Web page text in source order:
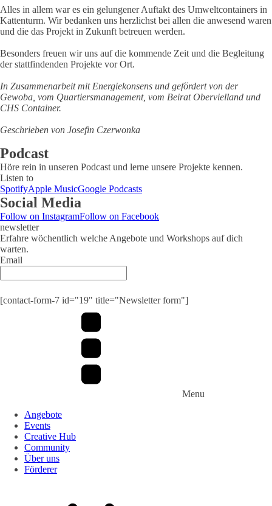
Alles in allem war es ein gelungener Auftakt des Umweltcontainers in
Kattenturm. Wir bedanken uns herzlichst bei allen die anwesend waren
und die das Projekt in Zukunft betreuen werden.
Besonders freuen wir uns auf die kommende Zeit und die Begleitung
der stattfindenden Projekte vor Ort.
In Zusammenarbeit mit Energiekonsens und gefördert von der
Gewoba, vom Quartiersmanagement, vom Beirat Obervielland und
CHS Container.
Geschrieben von Josefin Czerwonka
Podcast
Höre rein in unseren Podcast und lerne unsere Projekte kennen.
Listen to
SpotifyApple MusicGoogle Podcasts
Social Media
Follow on InstagramFollow on Facebook
newsletter
Erfahre wöchentlich welche Angebote und Workshops auf dich
warten.
Email
[contact-form-7 id="19" title="Newsletter form"]
Menu
Angebote
Events
Creative Hub
Community
Über uns
Förderer